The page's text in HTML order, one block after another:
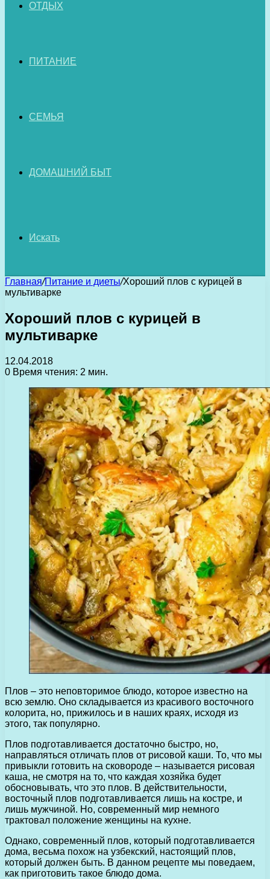
ОТДЫХ
ПИТАНИЕ
СЕМЬЯ
ДОМАШНИЙ БЫТ
Искать
Главная/Питание и диеты/Хороший плов с курицей в
мультиварке
Хороший плов с курицей в
мультиварке
12.04.2018
0 Время чтения: 2 мин.
Плов – это неповторимое блюдо, которое известно на
всю землю. Оно складывается из красивого восточного
колорита, но, прижилось и в наших краях, исходя из
этого, так популярно.
Плов подготавливается достаточно быстро, но,
направляться отличать плов от рисовой каши. То, что мы
привыкли готовить на сковороде – называется рисовая
каша, не смотря на то, что каждая хозяйка будет
обосновывать, что это плов. В действительности,
восточный плов подготавливается лишь на костре, и
лишь мужчиной. Но, современный мир немного
трактовал положение женщины на кухне.
Однако, современный плов, который подготавливается
дома, весьма похож на узбекский, настоящий плов,
который должен быть. В данном рецепте мы поведаем,
как приготовить такое блюдо дома.